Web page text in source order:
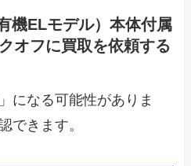
機ELモデル）本体付属
オフに買取を依頼する
になる可能性がありま
できます。